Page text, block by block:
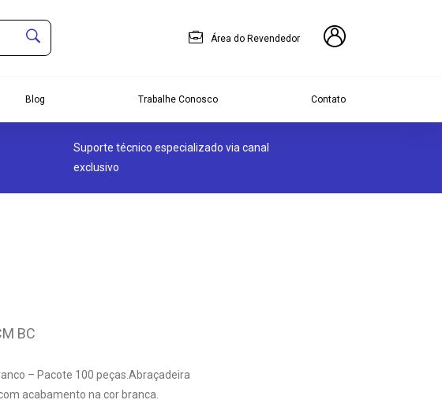
Área do Revendedor
Blog Trabalhe Conosco Contato
Suporte técnico especializado via canal
exclusivo
BC
– Pacote 100 peças.Abraçadeira
acabamento na cor branca.